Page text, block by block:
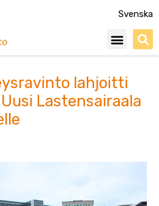
Svenska
Menu
lahjoitti
Lastensairaala